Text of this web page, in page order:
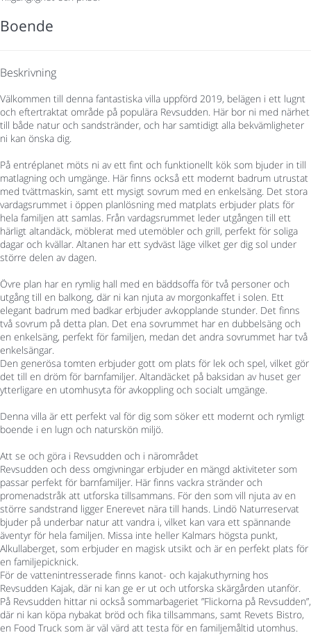
Boende
Beskrivning
Välkommen till denna fantastiska villa uppförd 2019, belägen i ett lugnt
och eftertraktat område på populära Revsudden. Här bor ni med närhet
till både natur och sandstränder, och har samtidigt alla bekvämligheter
ni kan önska dig.
På entréplanet möts ni av ett fint och funktionellt kök som bjuder in till
matlagning och umgänge. Här finns också ett modernt badrum utrustat
med tvättmaskin, samt ett mysigt sovrum med en enkelsäng. Det stora
vardagsrummet i öppen planlösning med matplats erbjuder plats för
hela familjen att samlas. Från vardagsrummet leder utgången till ett
härligt altandäck, möblerat med utemöbler och grill, perfekt för soliga
dagar och kvällar. Altanen har ett sydväst läge vilket ger dig sol under
större delen av dagen.
Övre plan har en rymlig hall med en bäddsoffa för två personer och
utgång till en balkong, där ni kan njuta av morgonkaffet i solen. Ett
elegant badrum med badkar erbjuder avkopplande stunder. Det finns
två sovrum på detta plan. Det ena sovrummet har en dubbelsäng och
en enkelsäng, perfekt för familjen, medan det andra sovrummet har två
enkelsängar.
Den generösa tomten erbjuder gott om plats för lek och spel, vilket gör
det till en dröm för barnfamiljer. Altandäcket på baksidan av huset ger
ytterligare en utomhusyta för avkoppling och socialt umgänge.
Denna villa är ett perfekt val för dig som söker ett modernt och rymligt
boende i en lugn och naturskön miljö.
Att se och göra i Revsudden och i närområdet
Revsudden och dess omgivningar erbjuder en mängd aktiviteter som
passar perfekt för barnfamiljer. Här finns vackra stränder och
promenadstråk att utforska tillsammans. För den som vill njuta av en
större sandstrand ligger Enerevet nära till hands. Lindö Naturreservat
bjuder på underbar natur att vandra i, vilket kan vara ett spännande
äventyr för hela familjen. Missa inte heller Kalmars högsta punkt,
Alkullaberget, som erbjuder en magisk utsikt och är en perfekt plats för
en familjepicknick.
För de vattenintresserade finns kanot- och kajakuthyrning hos
Revsudden Kajak, där ni kan ge er ut och utforska skärgården utanför.
På Revsudden hittar ni också sommarbageriet ”Flickorna på Revsudden”,
där ni kan köpa nybakat bröd och fika tillsammans, samt Revets Bistro,
en Food Truck som är väl värd att testa för en familjemåltid utomhus.